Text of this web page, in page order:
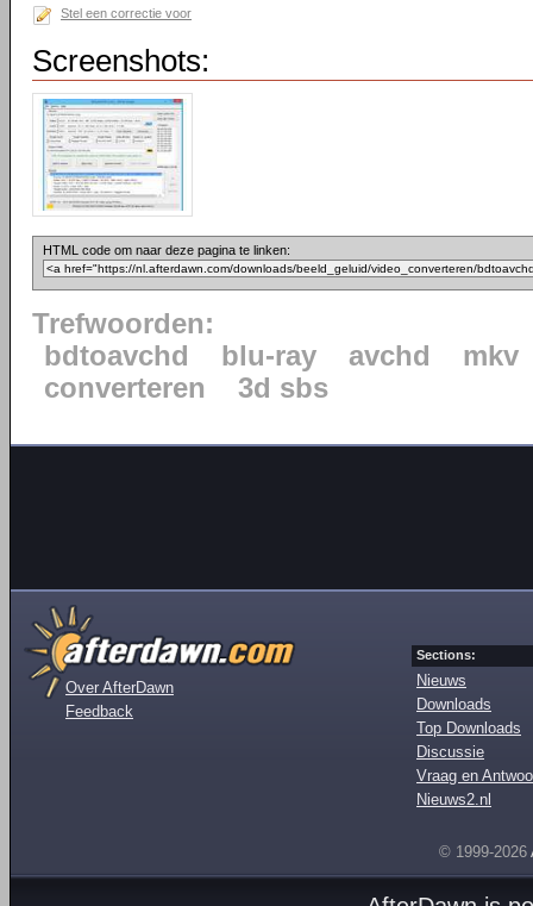
Stel een correctie voor
Screenshots:
HTML code om naar deze pagina te linken:
Trefwoorden:
bdtoavchd
blu-ray avchd
mkv
converteren
3d sbs
Over AfterDawn
Feedback
Sections:
Nieuws
Downloads
Top Downloads
Discussie
Vraag en
Nieuws2.nl
© 1999-2026